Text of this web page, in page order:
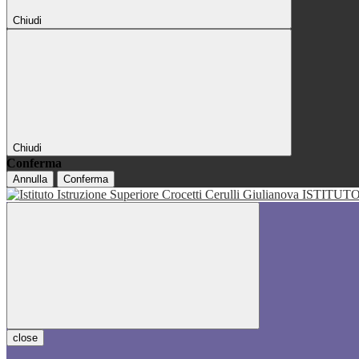
Chiudi
Chiudi
Conferma
Annulla Conferma
close